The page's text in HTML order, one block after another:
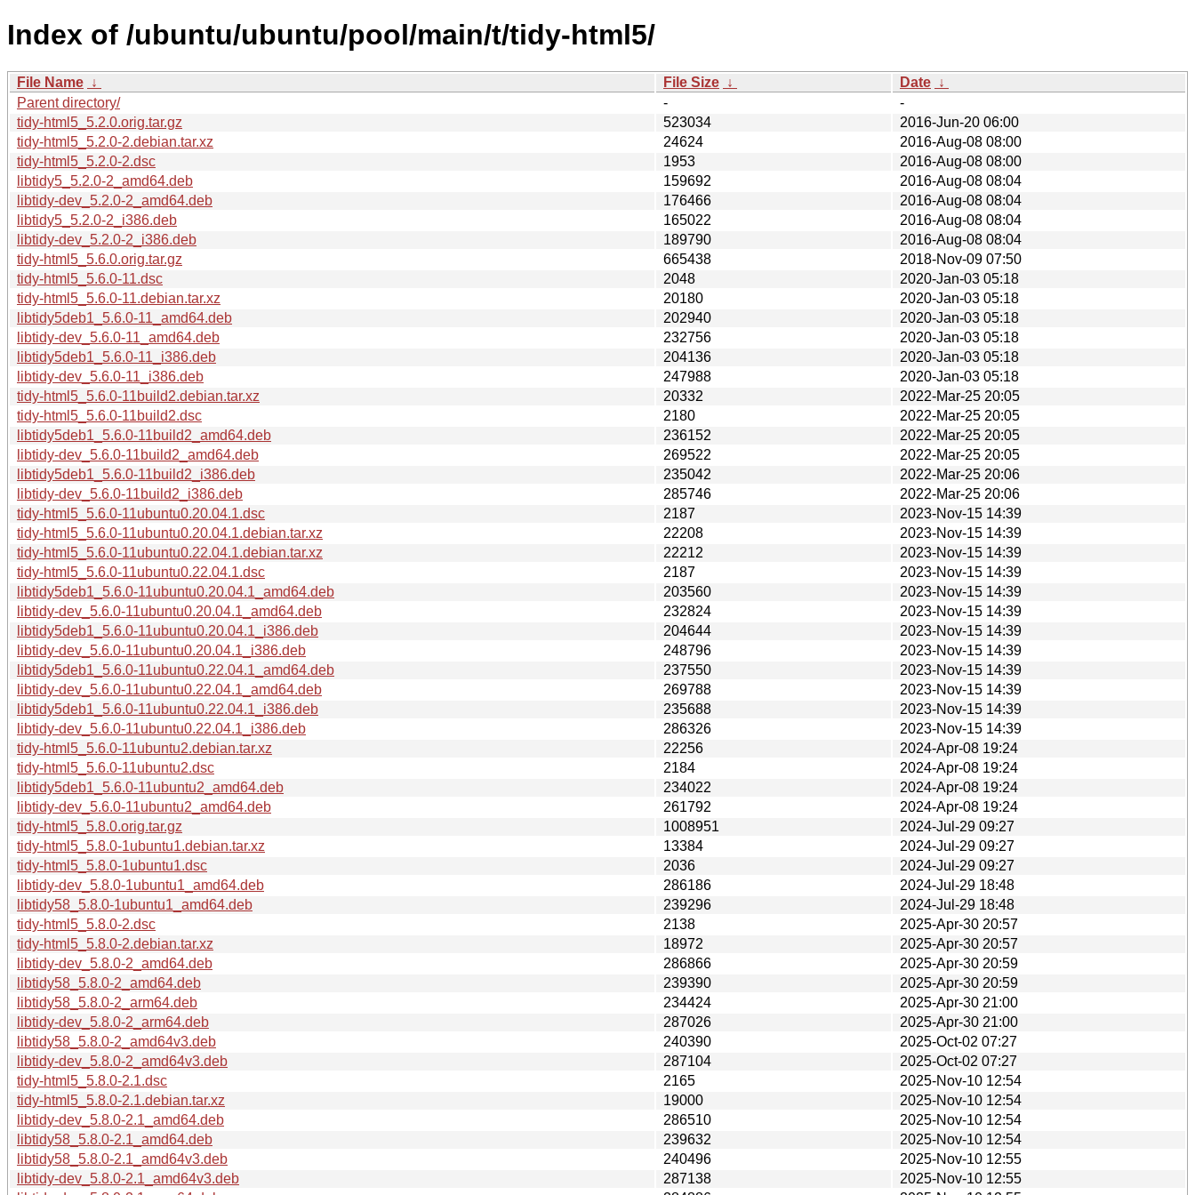
Index of /ubuntu/ubuntu/pool/main/t/tidy-html5/
File Name ↓ File Size ↓ Date ↓
Parent directory/
-
-
tidy-html5_5.2.0.orig.tar.gz
523034
2016-Jun-20 06:00
tidy-html5_5.2.0-2.debian.tar.xz
24624
2016-Aug-08 08:00
tidy-html5_5.2.0-2.dsc
1953
2016-Aug-08 08:00
libtidy5_5.2.0-2_amd64.deb
159692
2016-Aug-08 08:04
libtidy-dev_5.2.0-2_amd64.deb
176466
2016-Aug-08 08:04
libtidy5_5.2.0-2_i386.deb
165022
2016-Aug-08 08:04
libtidy-dev_5.2.0-2_i386.deb
189790
2016-Aug-08 08:04
tidy-html5_5.6.0.orig.tar.gz
665438
2018-Nov-09 07:50
tidy-html5_5.6.0-11.dsc
2048
2020-Jan-03 05:18
tidy-html5_5.6.0-11.debian.tar.xz
20180
2020-Jan-03 05:18
libtidy5deb1_5.6.0-11_amd64.deb
202940
2020-Jan-03 05:18
libtidy-dev_5.6.0-11_amd64.deb
232756
2020-Jan-03 05:18
libtidy5deb1_5.6.0-11_i386.deb
204136
2020-Jan-03 05:18
libtidy-dev_5.6.0-11_i386.deb
247988
2020-Jan-03 05:18
tidy-html5_5.6.0-11build2.debian.tar.xz
20332
2022-Mar-25 20:05
tidy-html5_5.6.0-11build2.dsc
2180
2022-Mar-25 20:05
libtidy5deb1_5.6.0-11build2_amd64.deb
236152
2022-Mar-25 20:05
libtidy-dev_5.6.0-11build2_amd64.deb
269522
2022-Mar-25 20:05
libtidy5deb1_5.6.0-11build2_i386.deb
235042
2022-Mar-25 20:06
libtidy-dev_5.6.0-11build2_i386.deb
285746
2022-Mar-25 20:06
tidy-html5_5.6.0-11ubuntu0.20.04.1.dsc
2187
2023-Nov-15 14:39
tidy-html5_5.6.0-11ubuntu0.20.04.1.debian.tar.xz
22208
2023-Nov-15 14:39
tidy-html5_5.6.0-11ubuntu0.22.04.1.debian.tar.xz
22212
2023-Nov-15 14:39
tidy-html5_5.6.0-11ubuntu0.22.04.1.dsc
2187
2023-Nov-15 14:39
libtidy5deb1_5.6.0-11ubuntu0.20.04.1_amd64.deb
203560
2023-Nov-15 14:39
libtidy-dev_5.6.0-11ubuntu0.20.04.1_amd64.deb
232824
2023-Nov-15 14:39
libtidy5deb1_5.6.0-11ubuntu0.20.04.1_i386.deb
204644
2023-Nov-15 14:39
libtidy-dev_5.6.0-11ubuntu0.20.04.1_i386.deb
248796
2023-Nov-15 14:39
libtidy5deb1_5.6.0-11ubuntu0.22.04.1_amd64.deb
237550
2023-Nov-15 14:39
libtidy-dev_5.6.0-11ubuntu0.22.04.1_amd64.deb
269788
2023-Nov-15 14:39
libtidy5deb1_5.6.0-11ubuntu0.22.04.1_i386.deb
235688
2023-Nov-15 14:39
libtidy-dev_5.6.0-11ubuntu0.22.04.1_i386.deb
286326
2023-Nov-15 14:39
tidy-html5_5.6.0-11ubuntu2.debian.tar.xz
22256
2024-Apr-08 19:24
tidy-html5_5.6.0-11ubuntu2.dsc
2184
2024-Apr-08 19:24
libtidy5deb1_5.6.0-11ubuntu2_amd64.deb
234022
2024-Apr-08 19:24
libtidy-dev_5.6.0-11ubuntu2_amd64.deb
261792
2024-Apr-08 19:24
tidy-html5_5.8.0.orig.tar.gz
1008951
2024-Jul-29 09:27
tidy-html5_5.8.0-1ubuntu1.debian.tar.xz
13384
2024-Jul-29 09:27
tidy-html5_5.8.0-1ubuntu1.dsc
2036
2024-Jul-29 09:27
libtidy-dev_5.8.0-1ubuntu1_amd64.deb
286186
2024-Jul-29 18:48
libtidy58_5.8.0-1ubuntu1_amd64.deb
239296
2024-Jul-29 18:48
tidy-html5_5.8.0-2.dsc
2138
2025-Apr-30 20:57
tidy-html5_5.8.0-2.debian.tar.xz
18972
2025-Apr-30 20:57
libtidy-dev_5.8.0-2_amd64.deb
286866
2025-Apr-30 20:59
libtidy58_5.8.0-2_amd64.deb
239390
2025-Apr-30 20:59
libtidy58_5.8.0-2_arm64.deb
234424
2025-Apr-30 21:00
libtidy-dev_5.8.0-2_arm64.deb
287026
2025-Apr-30 21:00
libtidy58_5.8.0-2_amd64v3.deb
240390
2025-Oct-02 07:27
libtidy-dev_5.8.0-2_amd64v3.deb
287104
2025-Oct-02 07:27
tidy-html5_5.8.0-2.1.dsc
2165
2025-Nov-10 12:54
tidy-html5_5.8.0-2.1.debian.tar.xz
19000
2025-Nov-10 12:54
libtidy-dev_5.8.0-2.1_amd64.deb
286510
2025-Nov-10 12:54
libtidy58_5.8.0-2.1_amd64.deb
239632
2025-Nov-10 12:54
libtidy58_5.8.0-2.1_amd64v3.deb
240496
2025-Nov-10 12:55
libtidy-dev_5.8.0-2.1_amd64v3.deb
287138
2025-Nov-10 12:55